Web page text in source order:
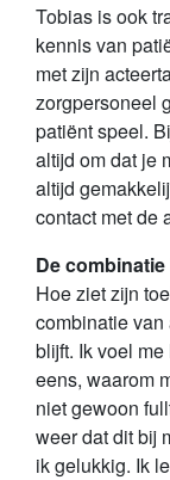
Tobias is ook
kennis van
met zijn
zorgpersoneel
patiënt speel.
altijd om dat je
altijd
contact met de
De
Hoe ziet zijn
combinatie
blijft. Ik voel
eens, waarom
niet gewoon
weer dat dit bij
ik gelukkig. Ik